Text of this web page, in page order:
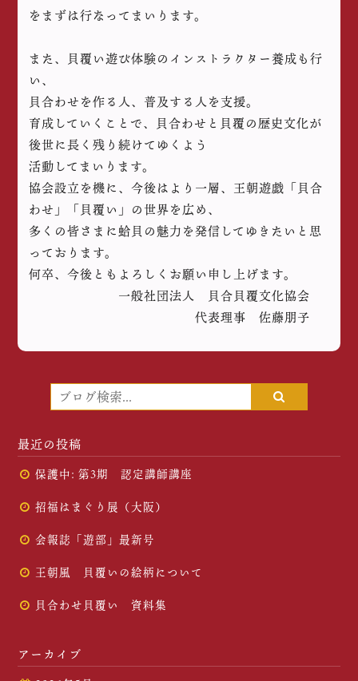
をまずは行なってまいります。
また、貝覆い遊び体験のインストラクター養成も行
い、
貝合わせを作る人、普及する人を支援。
育成していくことで、貝合わせと貝覆の歴史文化が
後世に長く残り続けてゆくよう
活動してまいります。
協会設立を機に、今後はより一層、王朝遊戯「貝合
わせ」「貝覆い」の世界を広め、
多くの皆さまに蛤貝の魅力を発信してゆきたいと思
っております。
何卒、今後ともよろしくお願い申し上げます。
一般社団法人 貝合貝覆文化協会
代表理事 佐藤朋子
最近の投稿
保護中: 第3期 認定講師講座
招福はまぐり展（大阪）
会報誌「遊部」最新号
王朝風 貝覆いの絵柄について
貝合わせ貝覆い 資料集
アーカイブ